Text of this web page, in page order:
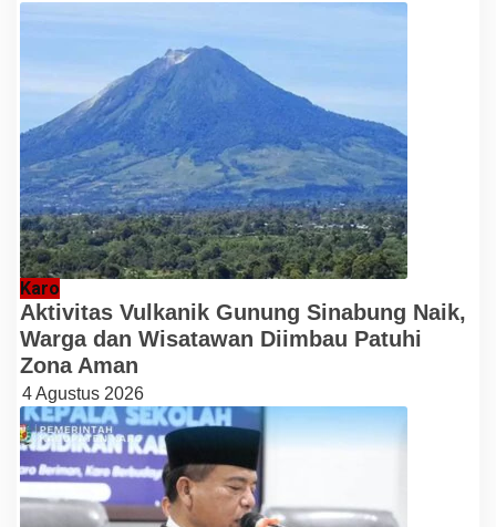
Karo
Aktivitas Vulkanik Gunung Sinabung Naik,
Warga dan Wisatawan Diimbau Patuhi
Zona Aman
4 Agustus 2026